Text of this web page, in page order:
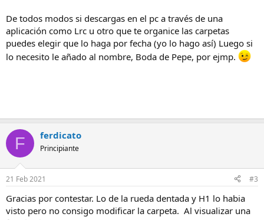
De todos modos si descargas en el pc a través de una
aplicación como Lrc u otro que te organice las carpetas
puedes elegir que lo haga por fecha (yo lo hago así) Luego si
lo necesito le añado al nombre, Boda de Pepe, por ejmp.
F ferdicato
Principiante
21 Feb 2021 #3
Gracias por contestar. Lo de la rueda dentada y H1 lo habia
visto pero no consigo modificar la carpeta. Al visualizar una